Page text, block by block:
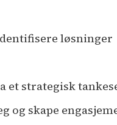
løsninger
et strategisk
og skape